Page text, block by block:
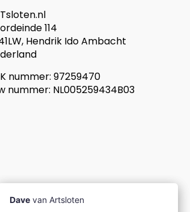
114
Hendrik Ido Ambacht
nummer: 97259470
nummer: NL005259434B03